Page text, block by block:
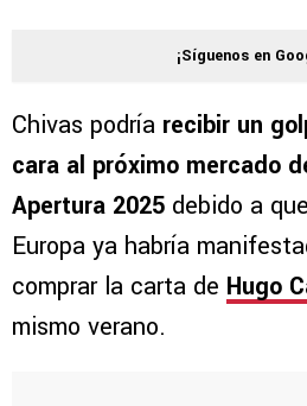
¡Síguenos en
Chivas podría recibir un
cara al próximo mercado
Apertura 2025 debido a
Europa ya habría
comprar la carta de Hugo
mismo verano.